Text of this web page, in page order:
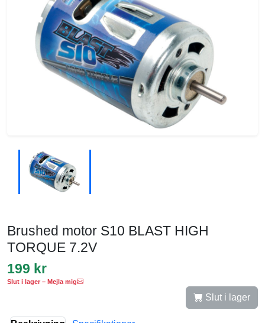
Brushed motor S10 BLAST HIGH
TORQUE 7.2V
199 kr
Slut i lager – Mejla mig
Slut i lager